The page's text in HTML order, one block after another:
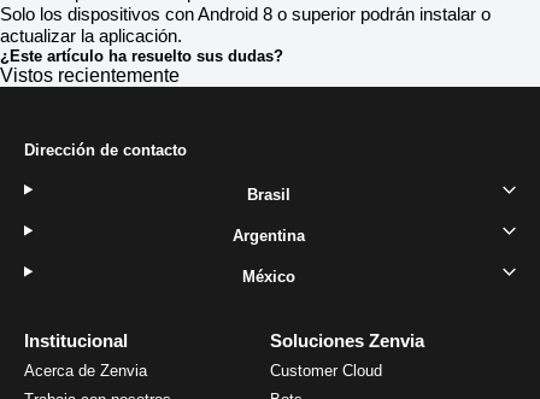
Solo los dispositivos con Android 8 o superior podrán instalar o
actualizar la aplicación.
¿Este artículo ha resuelto sus dudas?
Vistos recientemente
Institucional
Acerca de Zenvia
Soluciones Zenvia
Customer Cloud
Dirección de contacto
Brasil
Argentina
México